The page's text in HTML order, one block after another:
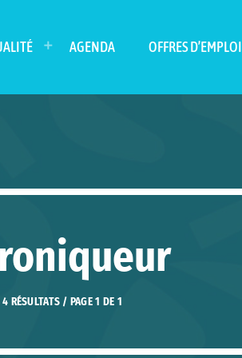
AGENDA OFFRES D’EMPLOI
4 RÉSULTATS / PAGE 1 DE 1